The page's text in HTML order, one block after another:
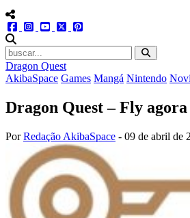
menu redes social
facebookinstagram
youtube
twitter
Dragon Quest
AkibaSpace Games Mangá Nintendo
Dragon Quest – Fly agora
PorRedação AkibaSpace - 09 de abril de